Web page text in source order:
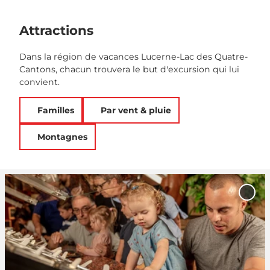
Attractions
Dans la région de vacances Lucerne-Lac des Quatre-
Cantons, chacun trouvera le but d'excursion qui lui
convient.
Familles Par vent & pluie
Montagnes
O
u
v
r
i
r
aux